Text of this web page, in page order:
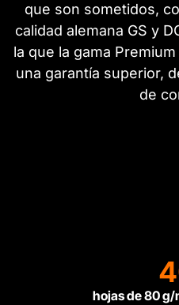
que son sometidos,
calidad alemana GS y
la que la gama
una garantía superior,
de
hojas de 80